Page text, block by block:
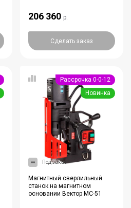
206 360 р.
Сделать заказ
Рассрочка 0-0-12
Новинка
Под заказ
Магнитный сверлильный
станок на магнитном
основании Вектор МС-51